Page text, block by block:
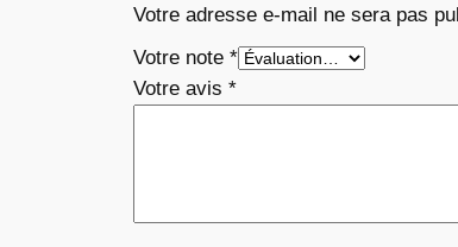
Votre adresse e-mail ne sera pas
Votre note *
Votre avis *